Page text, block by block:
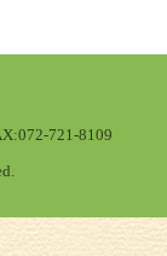
721-8109